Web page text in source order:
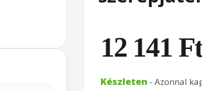
12 141
Készleten - Azonnal